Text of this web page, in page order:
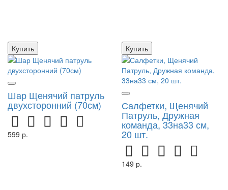
Купить Купить
Шар Щенячий патруль
двухсторонний (70см)
599 р.
Салфетки, Щенячий
Патруль, Дружная
команда, 33на33 см,
20 шт.
149 р.